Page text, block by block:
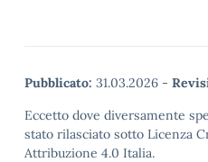
Pubblicato: 31.03.2026 -
Eccetto dove diversamente
stato rilasciato sotto Licenza
Attribuzione 4.0 Italia.